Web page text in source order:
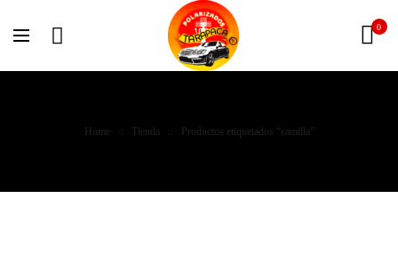
0
Home Tienda Productos etiquetados “camilla”